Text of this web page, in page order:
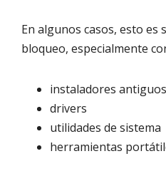
En algunos casos, esto es
bloqueo, especialmente
instaladores antiguos
drivers
utilidades de sistema
herramientas